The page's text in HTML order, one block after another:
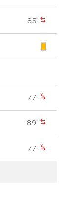
85'
77'
89'
77'